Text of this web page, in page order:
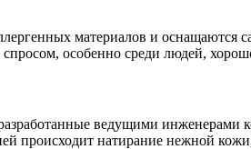
материалов и оснащаются
особенно среди людей,
ведущими
происходит натирание нежной